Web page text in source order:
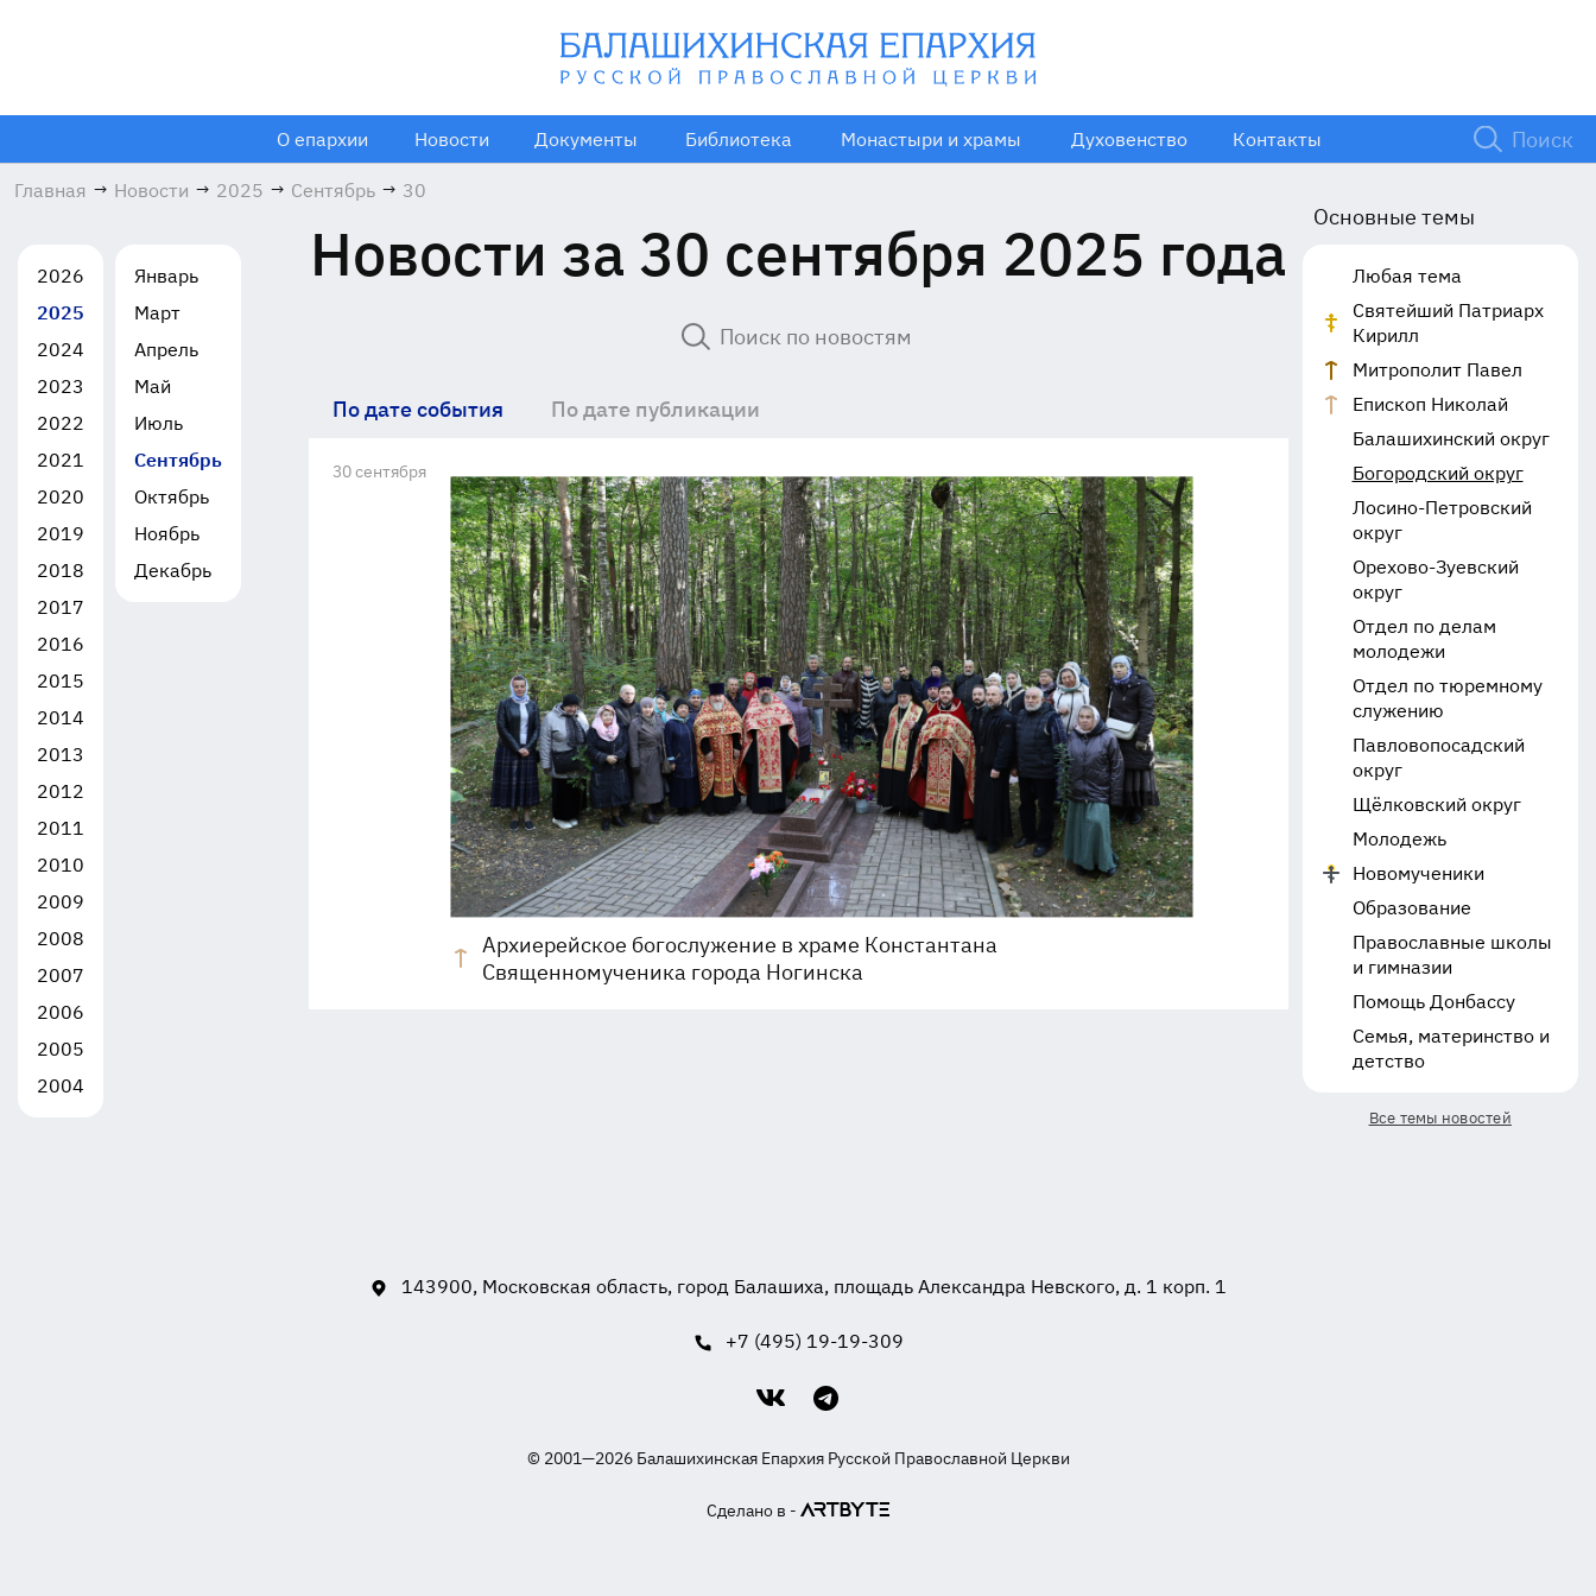
О епархии Новости Документы Библиотека Монастыри и храмы Духовенство Контакты
Главная → Новости → 2025 → Сентябрь → 30
2026
2025
2024
2023
2022
2021
2020
2019
2018
2017
2016
2015
2014
2013
2012
2011
2010
2009
2008
2007
2006
2005
2004
Январь
Март
Апрель
Май
Июль
Сентябрь
Октябрь
Ноябрь
Декабрь
Новости за 30 сентября 2025 года
По дате события По дате публикации
30 сентября
Архиерейское богослужение в храме Константана
Священномученика города Ногинска
Основные темы
Любая тема
Святейший Патриарх
Кирилл
Митрополит Павел
Епископ Николай
Балашихинский округ
Богородский округ
Лосино-Петровский
округ
Орехово-Зуевский
округ
Отдел по делам
молодежи
Отдел по тюремному
служению
Павловопосадский
округ
Щёлковский округ
Молодежь
Новомученики
Образование
Православные школы
и гимназии
Помощь Донбассу
Семья, материнство и
детство
Все темы новостей
143900, Московская область, город Балашиха, площадь Александра Невского, д. 1 корп. 1
+7 (495) 19-19-309
© 2001—2026 Балашихинская Епархия Русской Православной Церкви
Сделано в -